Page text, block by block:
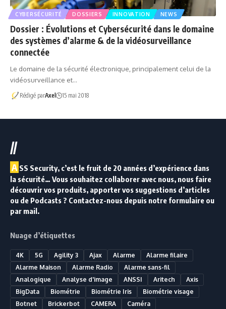
CYBERSÉCURITÉ DOSSIERS INNOVATION NEWS
Dossier : Évolutions et Cybersécurité dans le domaine
des systèmes d’alarme & de la vidéosurveillance
connectée
Le domaine de la sécurité électronique, principalement celui de la
vidéosurveillance et…
Rédigé parAxel 15 mai 2018
//
A SS Security, c’est le fruit de 20 années d’expérience dans
la sécurité… Vous souhaitez collaborer avec nous, nous faire
découvrir vos produits, apporter vos suggestions d’articles
ou de Podcasts ? Contactez-nous depuis notre formulaire ou
par mail.
Nuage d’étiquettes
4K 5G Agility 3 Ajax Alarme
Alarme filaire
Alarme Maison
Alarme Radio
Alarme sans-fil
Analogique
Analyse d'image ANSSI Aritech
Axis
BigData
Biométrie Biométrie Iris
Biométrie visage
Botnet
Brickerbot CAMERA
Caméra